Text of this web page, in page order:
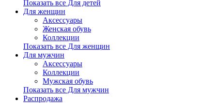
Показать все Для детей
Для женщин
Аксессуары
Женская обувь
Коллекции
Показать все Для женщин
Для мужчин
Аксессуары
Коллекции
Мужская обувь
Показать все Для мужчин
Распродажа